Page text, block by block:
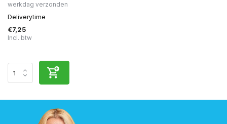
werkdag verzonden
Deliverytime
€7,25
Incl. btw